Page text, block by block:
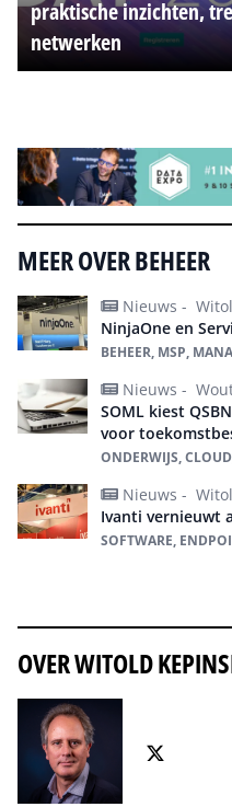
praktische inzichten,
netwerken
MEER OVER BEHEER
Nieuws -
NinjaOne en
BEHEER, MSP,
Nieuws -
SOML kiest
voor
ONDERWIJS,
Nieuws -
Ivanti vernieuwt
SOFTWARE,
OVER WITOLD